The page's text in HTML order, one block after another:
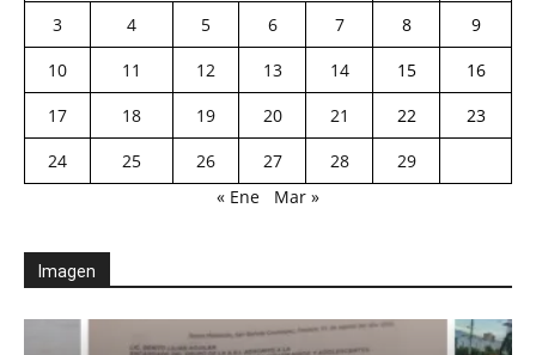
3
4 5 6 7 8
9
10
11 12 13 14 15
16
17
18 19 20 21 22
23
24
25 26 27 28
29
« Ene
Mar »
Imagen